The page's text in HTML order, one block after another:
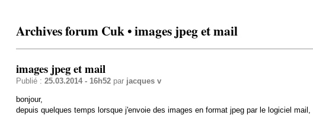
Archives forum Cuk • images jpeg et mail
images jpeg et mail
Publié : 25.03.2014 - 16h52par jacques v
bonjour,
depuis quelques temps lorsque j'envoie des images en format jpeg par le logiciel